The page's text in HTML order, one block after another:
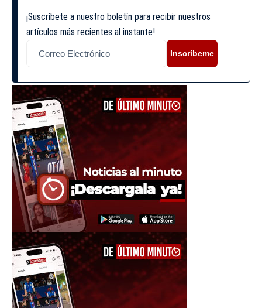
¡Suscríbete a nuestro boletín para recibir nuestros
artículos más recientes al instante!
Inscríbeme